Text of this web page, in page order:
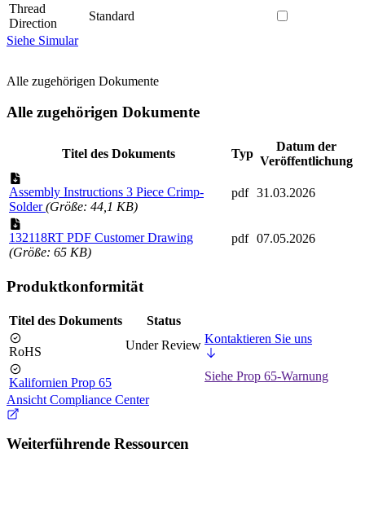
Thread
Direction
Standard
Siehe Simular
Alle zugehörigen Dokumente
Alle zugehörigen Dokumente
Titel des Dokuments Typ
Datum der
Veröffentlichung
Assembly Instructions 3 Piece Crimp-
Solder(Größe: 44,1 KB)
pdf 31.03.2026
132118RT PDF Customer Drawing
(Größe: 65 KB)
pdf 07.05.2026
Produktkonformität
Titel des Dokuments Status
RoHS Under Review Kontaktieren Sie uns
Kalifornien Prop 65
Siehe Prop 65-Warnung
Ansicht Compliance Center
Weiterführende Ressourcen